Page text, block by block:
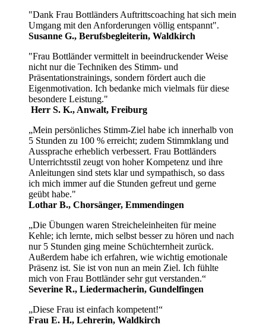
"Dank Frau Bottländers Auftrittscoaching hat sich mein
Umgang mit den Anforderungen völlig entspannt".
Susanne G., Berufsbegleiterin, Waldkirch
"Frau Bottländer vermittelt in beeindruckender Weise
nicht nur die Techniken des Stimm- und
Präsentationstrainings, sondern fördert auch die
Eigenmotivation. Ich bedanke mich vielmals für diese
besondere Leistung."
Herr S. K., Anwalt, Freiburg
„Mein persönliches Stimm-Ziel habe ich innerhalb von
5 Stunden zu 100 % erreicht; zudem Stimmklang und
Aussprache erheblich verbessert. Frau Bottländers
Unterrichtsstil zeugt von hoher Kompetenz und ihre
Anleitungen sind stets klar und sympathisch, so dass
ich mich immer auf die Stunden gefreut und gerne
geübt habe."
Lothar B., Chorsänger, Emmendingen
„Die Übungen waren Streicheleinheiten für meine
Kehle; ich lernte, mich selbst besser zu hören und nach
nur 5 Stunden ging meine Schüchternheit zurück.
Außerdem habe ich erfahren, wie wichtig emotionale
Präsenz ist. Sie ist von nun an mein Ziel. Ich fühlte
mich von Frau Bottländer sehr gut verstanden.“
Severine R., Liedermacherin, Gundelfingen
„Diese Frau ist einfach kompetent!“
Frau E. H., Lehrerin, Waldkirch